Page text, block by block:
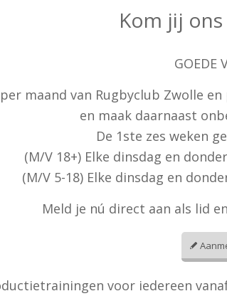
Kom jij
GOEDE
maand van Rugbyclub Zwolle
en maak daarnaast
De 1ste zes weken
(M/V 18+) Elke dinsdag en
(M/V 5-18) Elke dinsdag en
Meld je nú direct aan als lid
voor iedereen